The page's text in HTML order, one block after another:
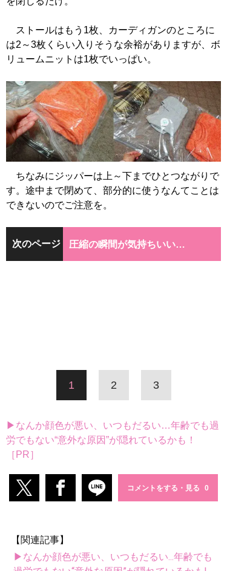
ストールはもう1枚、カーディガンのところに
は2～3枚くらい入りそうな余裕がありますが、ボ
リュームニットは1枚でいっぱい。
ちなみにジッパーは上～下までひとつながりで
す。途中まで閉めて、部分的に使うなんてことは
できないのでご注意を。
次のページ 圧縮の瞬間が気持ちいい…
1 2 3
▶なんか顔色が悪い、いつもだるい…年齢でも過
労でもない“意外な原因”が隠れているかも！
［PR］
コメントをする・見る
【関連記事】
▶なんか顔色が悪い、いつもだるい...年齢でも